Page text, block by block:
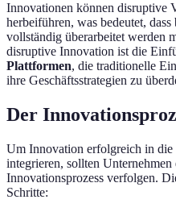
Innovationen können disruptive
herbeiführen, was bedeutet,
vollständig überarbeitet werden
disruptive Innovation ist die
Plattformen, die traditionelle
ihre Geschäftsstrategien zu
Der
Um Innovation erfolgreich in die
integrieren, sollten Unternehmen
Innovationsprozess verfolgen.
Schritte: